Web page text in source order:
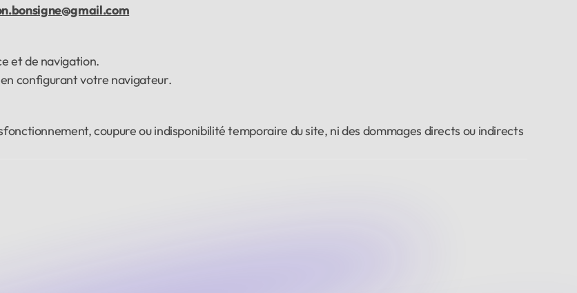
et de navigation.
configurant votre navigateur.
coupure ou indisponibilité temporaire du site, ni des dommages directs ou indirects